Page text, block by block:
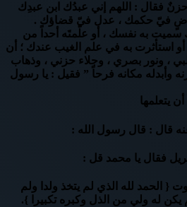
فقال : اللهم إني عبدُك ابن عبدِك
ماضٍ فيّ حكمك ، عدل فيّ قضاؤك .
سميت به نفسك ، أو علّمتَه أحداً من
أو استأثرت به في علم الغيب عندك ؛ أن
، ونور بصري ، وجلاء حزني ، وذهاب
وأبدله مكانه فرحاً ” فقيل : يا رسول
يتعلمها
قال : قال رسول الله :
فقال يا محمد قل :
{ الحمد لله الذي لم يتخذ ولدا ولم
له ولي من الذل وكبره تكبيرا }.